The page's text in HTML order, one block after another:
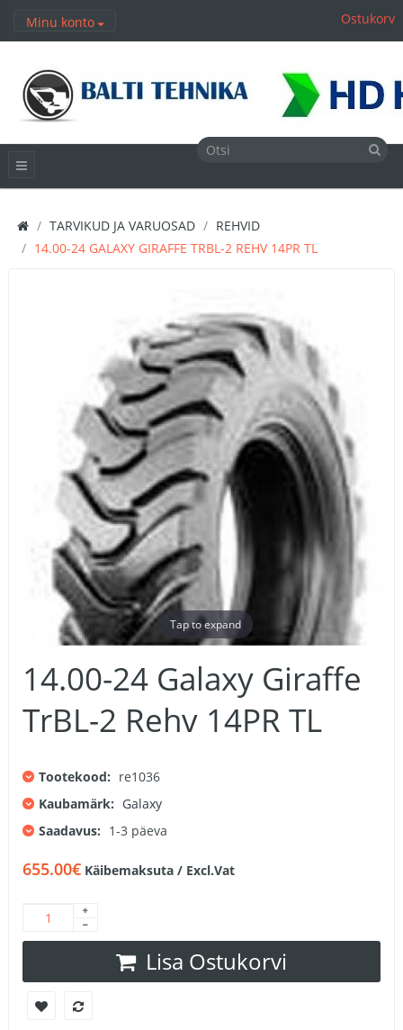
Minu konto Ostukorv
TARVIKUD JA VARUOSAD
REHVID
14.00-24 GALAXY GIRAFFE TRBL-2 REHV 14PR TL
Tap to expand
14.00-24 Galaxy Giraffe
TrBL-2 Rehv 14PR TL
Tootekood: re1036
Kaubamärk: Galaxy
Saadavus: 1-3 päeva
655.00€ Käibemaksuta / Excl.Vat
Lisa Ostukorvi